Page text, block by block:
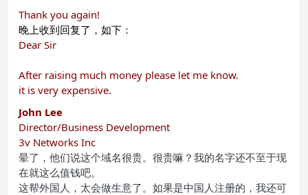
Thank you again!
晚上收到回复了，如下：
Dear Sir
After raising much money please let me know.
it is very expensive.
John Lee
Director/Business Development
3v Networks Inc
晕了，他们说这个域名很贵。很贵嘛？我的名字还不至于现
在就这么值钱吧。
这帮外国人，太会做生意了。如果是中国人注册的，我还可